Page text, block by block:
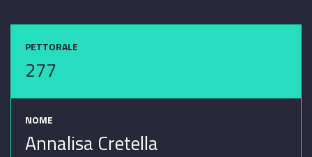
PETTORALE
277
NOME
Annalisa Cretella